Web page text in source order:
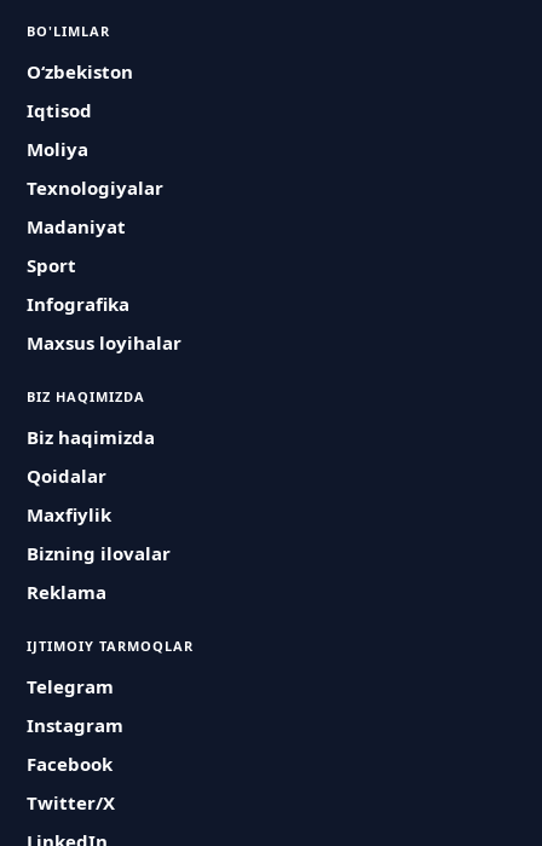
BO'LIMLAR
O‘zbekiston
Iqtisod
Moliya
Texnologiyalar
Madaniyat
Sport
Infografika
Maxsus loyihalar
BIZ HAQIMIZDA
Biz haqimizda
Qoidalar
Maxfiylik
Bizning ilovalar
Reklama
IJTIMOIY TARMOQLAR
Telegram
Instagram
Facebook
Twitter/X
LinkedIn